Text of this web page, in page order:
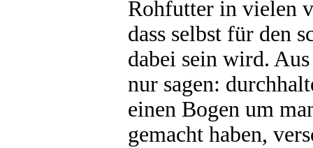
Rohfutter in vielen
dass selbst für den
dabei sein wird.
nur sagen:
einen Bogen um
gemacht haben,